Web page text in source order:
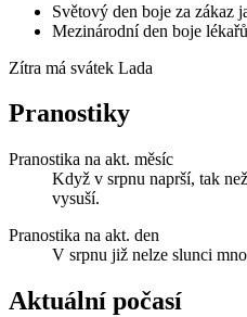
Světový den boje za zákaz
Mezinárodní den boje
Zítra má svátek Lada
Pranostiky
Pranostika na akt. měsíc
Když v srpnu naprší, tak
vysuší.
Pranostika na akt. den
V srpnu již nelze slunci
Aktuální počasí